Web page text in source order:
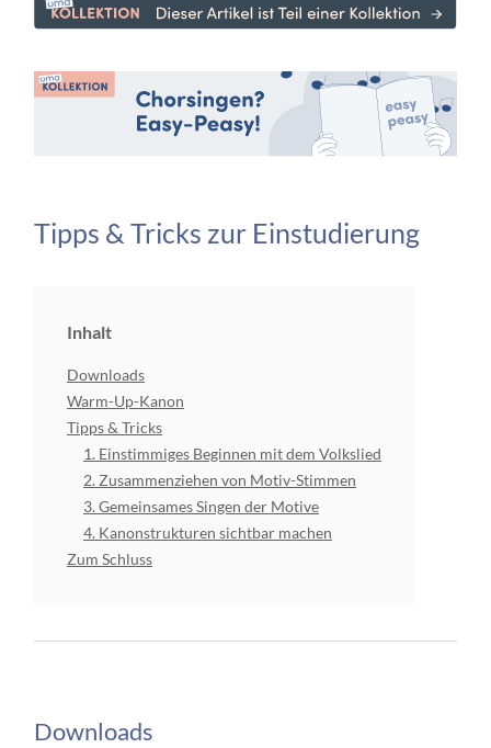
Tipps & Tricks zur Einstudierung
Inhalt
Downloads
Warm-Up-Kanon
Tipps & Tricks
1. Einstimmiges Beginnen mit dem Volkslied
2. Zusammenziehen von Motiv-Stimmen
3. Gemeinsames Singen der Motive
4. Kanonstrukturen sichtbar machen
Zum Schluss
Downloads